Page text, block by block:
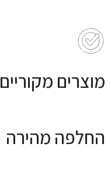
מוצרים מקוריים
החלפה מהירה